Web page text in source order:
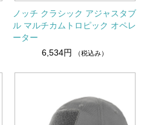
ノッチ クラシック アジャスタブ
ル マルチカムトロピック オペレ
ーター
6,534円
（税込み）